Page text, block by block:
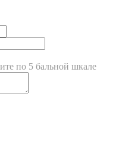
по 5 бальной шкале